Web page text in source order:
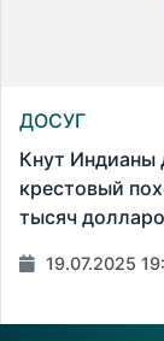
ДОСУГ
Кнут Индианы
крестовый
тысяч
19.07.2025